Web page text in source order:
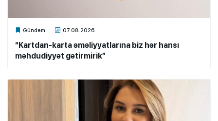
Gündəm 07.08.2026
Xalq.Online
“Kartdan-karta əməliyyatlarına biz hər hansı
məhdudiyyət gətirmirik”